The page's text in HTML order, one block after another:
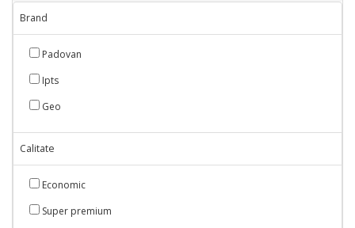
Brand
Padovan
Ipts
Geo
Calitate
Economic
Super premium